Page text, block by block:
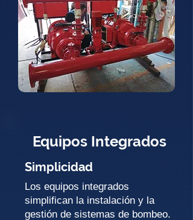
Equipos Integrados
Simplicidad
Los equipos integrados
simplifican la instalación y la
gestión de sistemas de bombeo.